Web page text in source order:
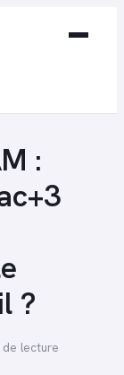
:
?
de lecture